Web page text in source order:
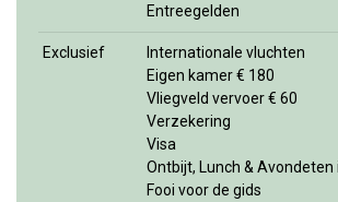
Entreegelden
Exclusief
Internationale vluchten
Eigen kamer € 180
Vliegveld vervoer € 60
Verzekering
Visa
Ontbijt, Lunch & Avondeten
Fooi voor de gids